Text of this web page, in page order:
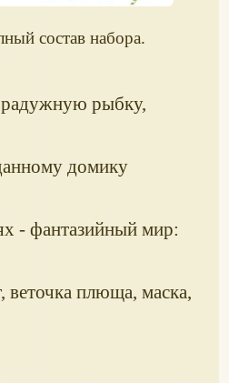
состав набора.
радужную рыбку,
домику
- фантазийный мир:
веточка плюща, маска,